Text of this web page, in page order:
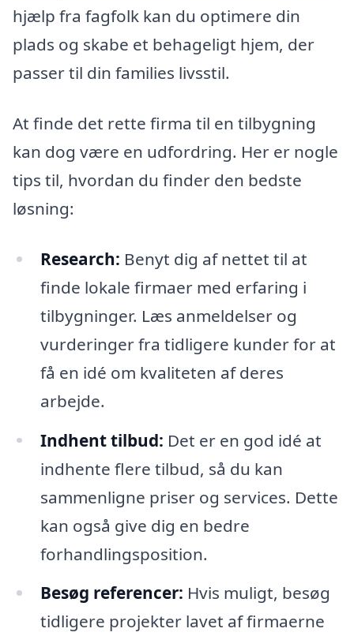
hjælp fra fagfolk kan du optimere din
plads og skabe et behageligt hjem, der
passer til din families livsstil.
At finde det rette firma til en tilbygning
kan dog være en udfordring. Her er nogle
tips til, hvordan du finder den bedste
løsning:
Research: Benyt dig af nettet til at
finde lokale firmaer med erfaring i
tilbygninger. Læs anmeldelser og
vurderinger fra tidligere kunder for at
få en idé om kvaliteten af deres
arbejde.
Indhent tilbud: Det er en god idé at
indhente flere tilbud, så du kan
sammenligne priser og services. Dette
kan også give dig en bedre
forhandlingsposition.
Besøg referencer: Hvis muligt, besøg
tidligere projekter lavet af firmaerne